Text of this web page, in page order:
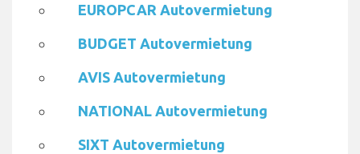
EUROPCAR Autovermietung
BUDGET Autovermietung
AVIS Autovermietung
NATIONAL Autovermietung
SIXT Autovermietung